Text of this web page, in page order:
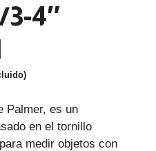
4″
Palmer, es un
en el tornillo
medir objetos con